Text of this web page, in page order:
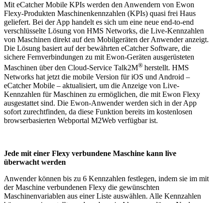
Mit eCatcher Mobile KPIs werden den Anwendern von Ewon
Flexy-Produkten Maschinenkennzahlen (KPIs) quasi frei Haus
geliefert. Bei der App handelt es sich um eine neue end-to-end
verschlüsselte Lösung von HMS Networks, die Live-Kennzahlen
von Maschinen direkt auf den Mobilgeräten der Anwender anzeigt.
Die Lösung basiert auf der bewährten eCatcher Software, die
sichere Fernverbindungen zu mit Ewon-Geräten ausgerüsteten
Maschinen über den Cloud-Service Talk2M® herstellt. HMS
Networks hat jetzt die mobile Version für iOS und Android –
eCatcher Mobile – aktualisiert, um die Anzeige von Live-
Kennzahlen für Maschinen zu ermöglichen, die mit Ewon Flexy
ausgestattet sind. Die Ewon-Anwender werden sich in der App
sofort zurechtfinden, da diese Funktion bereits im kostenlosen
browserbasierten Webportal M2Web verfügbar ist.
Jede mit einer Flexy verbundene Maschine kann live
überwacht werden
Anwender können bis zu 6 Kennzahlen festlegen, indem sie im mit
der Maschine verbundenen Flexy die gewünschten
Maschinenvariablen aus einer Liste auswählen. Alle Kennzahlen